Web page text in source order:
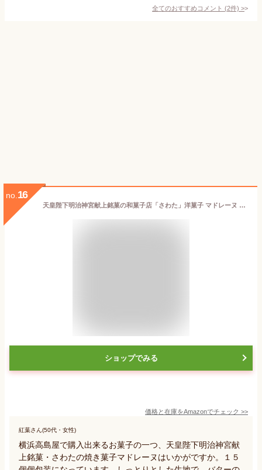
全てのおすすめコメント (2件) >
no. 16
天皇陛下明治神宮献上銘菓の和菓子店「さわた」洋菓子 マドレーヌ 15個 詰め合わせ セット 創業112年 自社製造 個包装 ギフト お歳暮 お中元 母の日 敬老の日 内祝い 贈答品 お歳暮 返礼品 ギフト お中元 お盆 お供え物 母の日の贈り物に ふんわりとした食感 個包装
ショップでみる
価格と在庫をAmazonでチェック >>
紅葉さん(50代・女性)
横浜高島屋で購入出来るお菓子の一つ、天皇陛下明治神宮献
上銘菓・さわたの焼き菓子マドレーヌはいかがですか。１５